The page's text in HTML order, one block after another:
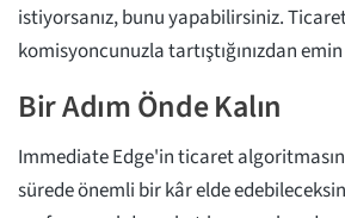
istiyorsanız, bunu yapabilirsiniz.
komisyoncunuzla tartıştığınızdan
Bir Adım Önde Kalın
Immediate Edge'in ticaret
sürede önemli bir kâr elde